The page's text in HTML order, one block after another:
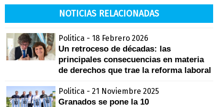
NOTICIAS RELACIONADAS
Politica - 18 Febrero 2026
Un retroceso de décadas: las
principales consecuencias en materia
de derechos que trae la reforma laboral
Politica - 21 Noviembre 2025
Granados se pone la 10